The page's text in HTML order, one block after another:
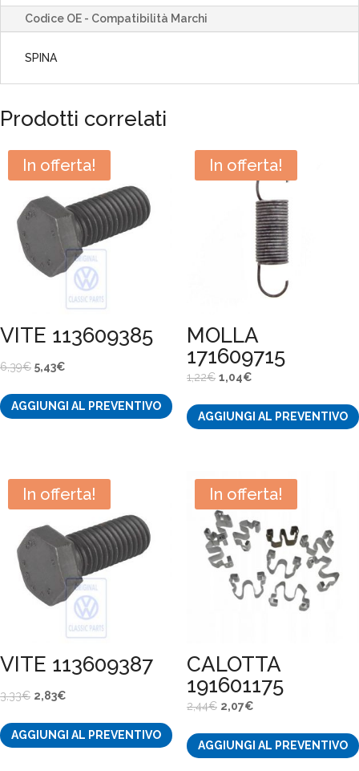
Codice OE - Compatibilità Marchi
SPINA
Prodotti correlati
In offerta!
VITE 113609385
6,39€ Il
originale
5,43€
attuale
AGGIUNGI AL PREVENTIVO
In offerta!
MOLLA
171609715
1,22€ Il
originale
1,04€Il
attuale
AGGIUNGI AL PREVENTIVO
In offerta!
VITE 113609387
3,33€ Il
originale
2,83€
attuale
AGGIUNGI AL PREVENTIVO
In offerta!
CALOTTA
191601175
2,44€ Il
originale
2,07€Il
attuale
AGGIUNGI AL PREVENTIVO